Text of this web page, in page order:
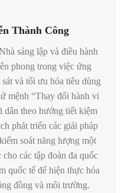
Thành Công
sáng lập và điều hành
phong trong việc ứng
và tối ưu hóa tiêu dùng
mệnh “Thay đổi hành vi
dân theo hướng tiết kiệm
phát triển các giải pháp
soát năng lượng một
các tập đoàn đa quốc
quốc tế để hiện thực hóa
đồng và môi trường.